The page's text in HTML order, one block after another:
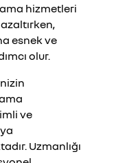
hizmetleri
esnek ve
olur.
ve
Uzmanlığı